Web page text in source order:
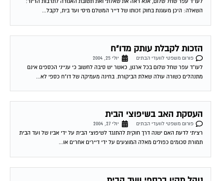
לעו"ד עפר שחל שלום, אנא ראה את שאלתי ואת תשובת האגודה לתרבות הדיור:
השאלה: היכן מעוגנת בחוק זכותו של דייר המשלם מיסי ועד בית, לקבל...
הזכות לקבלת עותק מדו"ח
פורום משפטי לוועדי הבתים
יולי 25, 2004
לעו"ד עפר שחל שלום בכל ארגון, כאשר יש סיבה לחשוב כי ענייני הכספים אינם
מתנהלים כשורה עולה שאלת הביקורת. בחינה מעמיקה של דו"ח כספי לא...
העסקת האב בשיפוצי הבית
פורום משפטי לוועדי הבתים
יולי 27, 2004
רציתי לדעת האם ישנה דרך חוקית להתנגד לשיפוצי הבית על ידי אביו של ועד הבית
תמורת סכומים כפולים מאלה המוצעים על ידי דיירים אחרים או...